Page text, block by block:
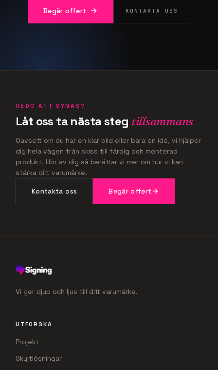
Begär offert KONTAKTA OSS
REDO ATT SYNAS?
Låt oss ta nästa steg tillsammans
Oavsett om du har en klar bild eller bara en idé, vi hjälper
dig hela vägen från skiss till färdig och monterad
produkt. Hör av dig så berättar vi mer om hur vi kan
stärka ditt varumärke.
Kontakta oss Begär offert
Vi ger djup och ljus till ditt varumärke.
UTFORSKA
Projekt
Skyltlösningar